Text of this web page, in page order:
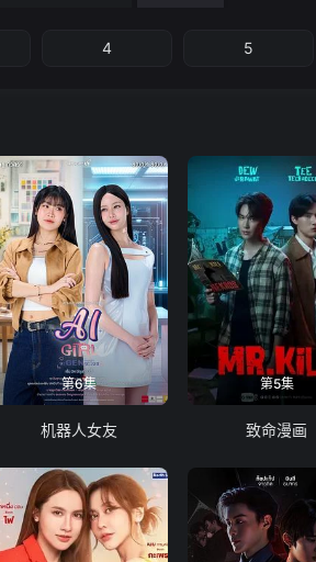
4 5
第6集
机器人女友
第5集
致命漫画